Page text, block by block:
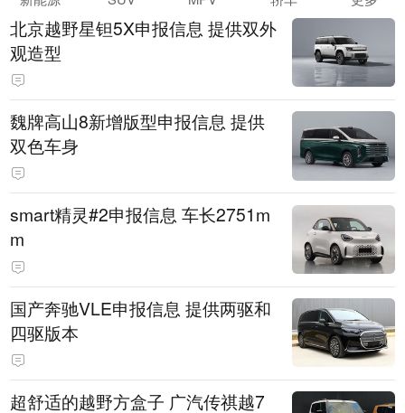
北京越野星钽5X申报信息 提供双外
观造型
魏牌高山8新增版型申报信息 提供
双色车身
smart精灵#2申报信息 车长2751m
m
国产奔驰VLE申报信息 提供两驱和
四驱版本
超舒适的越野方盒子 广汽传祺越7